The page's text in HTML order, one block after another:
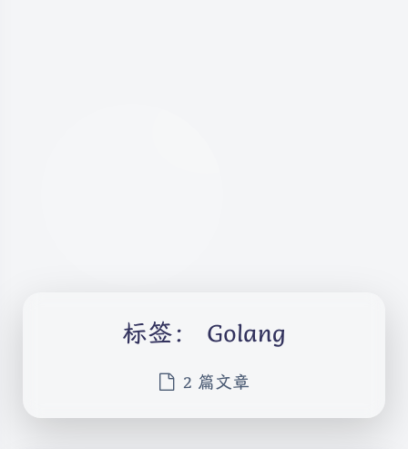
标签： Golang
2 篇文章